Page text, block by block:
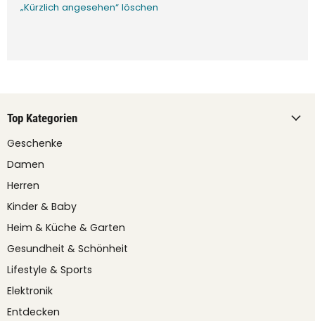
„Kürzlich angesehen“ löschen
Top Kategorien
Geschenke
Damen
Herren
Kinder & Baby
Heim & Küche & Garten
Gesundheit & Schönheit
Lifestyle & Sports
Elektronik
Entdecken